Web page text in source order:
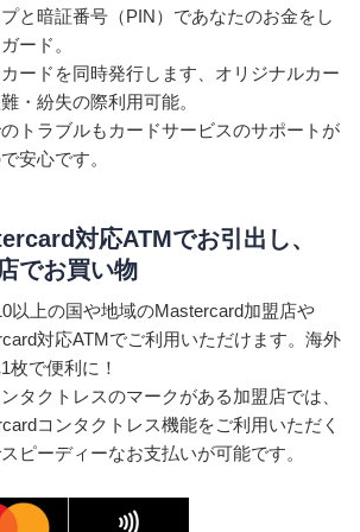
と暗証番号（PIN）であなたのお金をし
ード。
ードを同時発行します、オリジナルカー
・紛失の際利用可能。
トラブルもカードサービスのサポートが
安心です。
対応ATMでお引出し、
でお買い物
以上の国や地域のMastercard加盟店や
対応ATMでご利用いただけます。海外
枚で便利に！
タクトレスのマークがある加盟店では、
コンタクトレス機能をご利用いただく
ピーディーなお支払いが可能です。